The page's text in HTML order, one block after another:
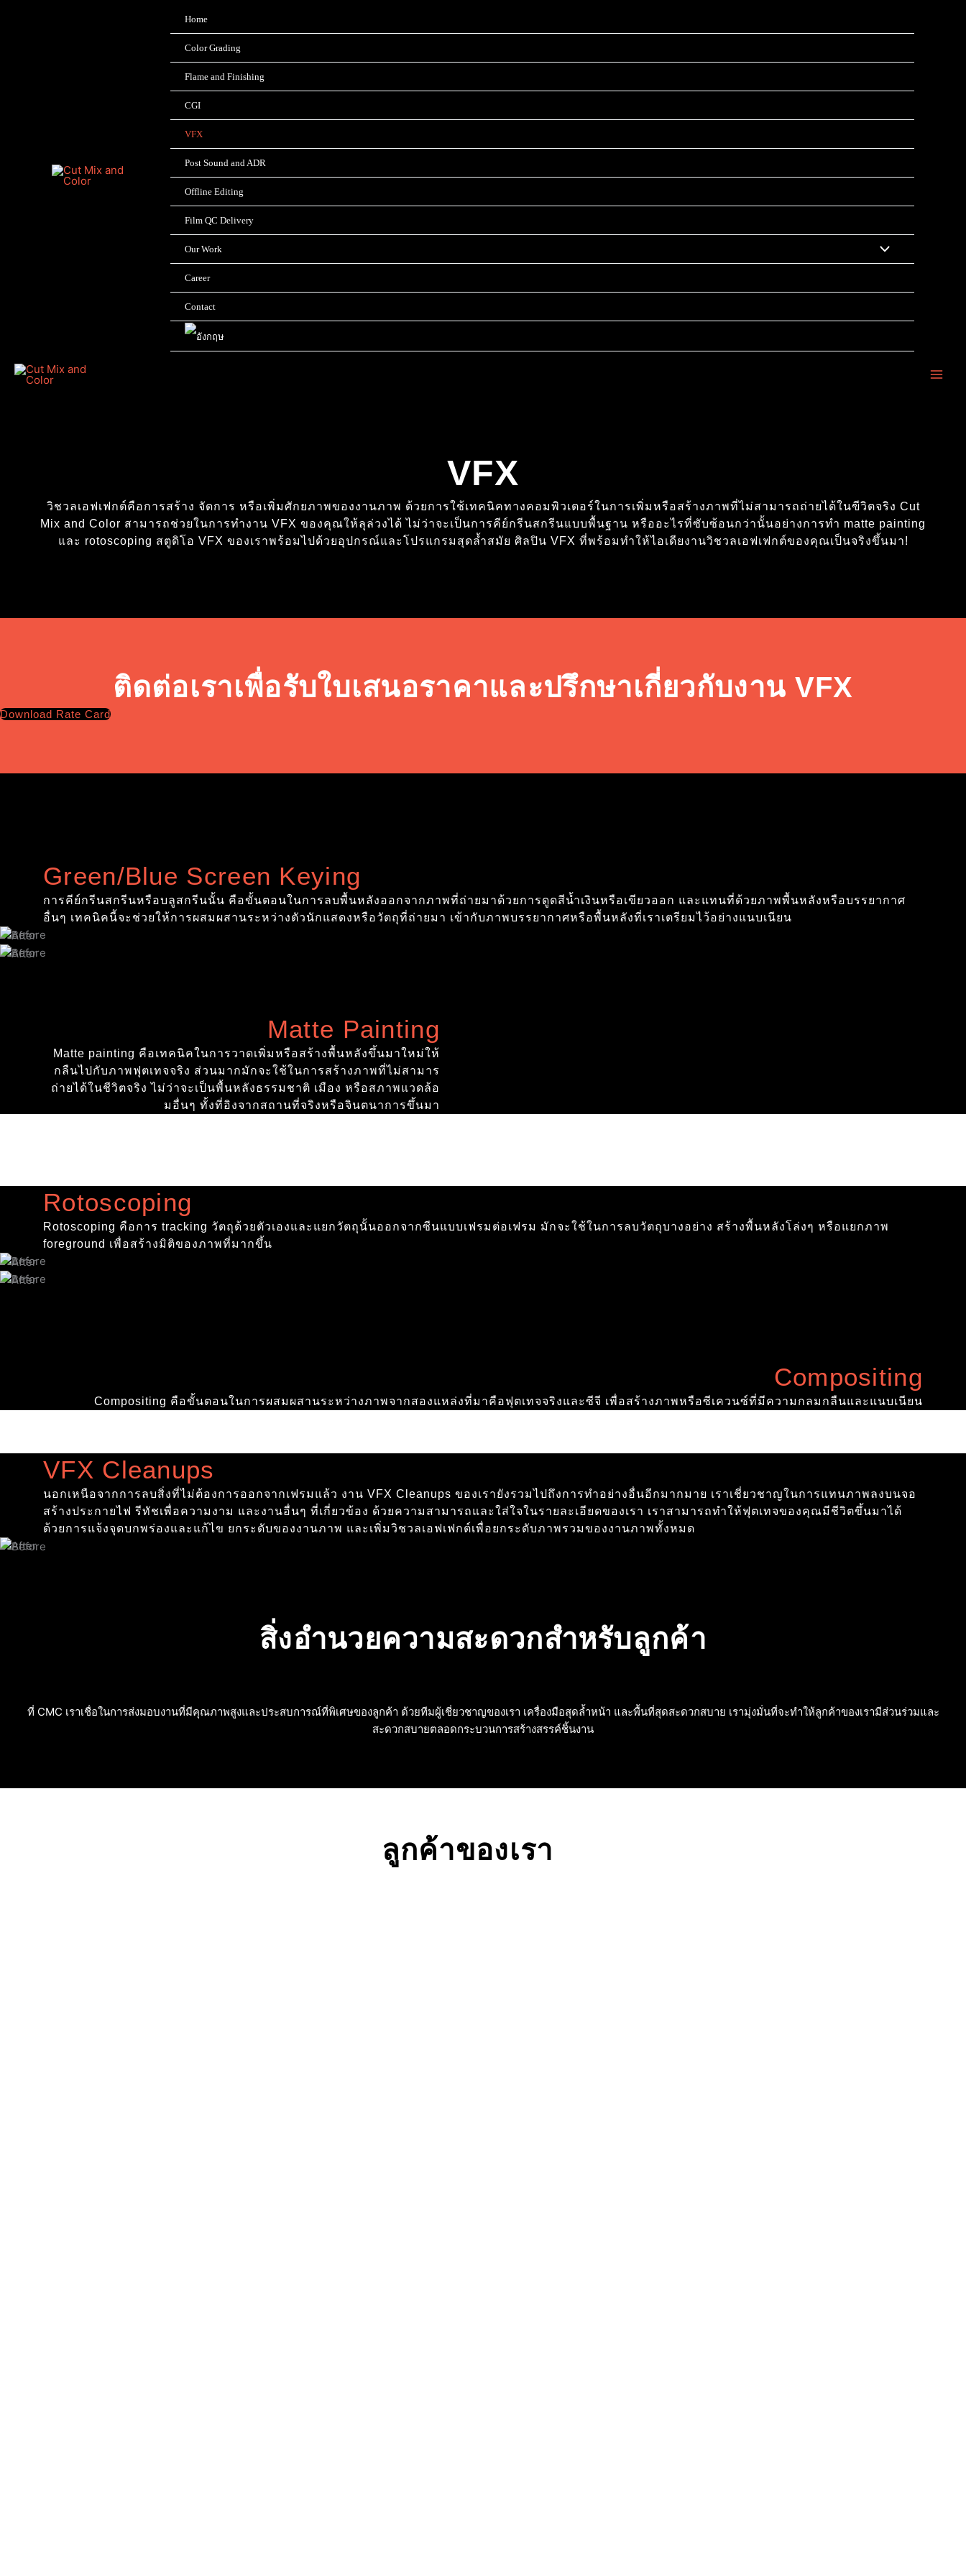
Home
Color Grading
Flame and Finishing
CGI
VFX
Post Sound and ADR
Offline Editing
Film QC Delivery
Our Work
Career
Contact
VFX
วิชวลเอฟเฟกต์คือการสร้าง จัดการ หรือเพิ่มศักยภาพของงานภาพ ด้วยการใช้เทคนิคทางคอมพิวเตอร์ในการเพิ่มหรือสร้างภาพที่ไม่สามารถถ่ายได้ในฃีวิตจริง Cut
Mix and Color สามารถช่วยในการทำงาน VFX ของคุณให้ลุล่วงได้ ไม่ว่าจะเป็นการคีย์กรีนสกรีนแบบพื้นฐาน หรืออะไรที่ซับซ้อนกว่านั้นอย่างการทำ matte painting
และ rotoscoping สตูดิโอ VFX ของเราพร้อมไปด้วยอุปกรณ์และโปรแกรมสุดล้ำสมัย ศิลปิน VFX ที่พร้อมทำให้ไอเดียงานวิชวลเอฟเฟกต์ของคุณเป็นจริงขึ้นมา!
ติดต่อเราเพื่อรับใบเสนอราคาและปรึกษาเกี่ยวกับงาน VFX
Download Rate Card
Green/Blue Screen Keying
การคีย์กรีนสกรีนหรือบลูสกรีนนั้น คือขั้นตอนในการลบพื้นหลังออกจากภาพที่ถ่ายมาด้วยการดูดสีน้ำเงินหรือเขียวออก และแทนที่ด้วยภาพพื้นหลังหรือบรรยากาศ
อื่นๆ เทคนิคนี้จะช่วยให้การผสมผสานระหว่างตัวนักแสดงหรือวัตถุที่ถ่ายมา เข้ากับภาพบรรยากาศหรือพื้นหลังที่เราเตรียมไว้อย่างแนบเนียน
Matte Painting
Matte painting คือเทคนิคในการวาดเพิ่มหรือสร้างพื้นหลังขึ้นมาใหม่ให้
กลืนไปกับภาพฟุตเทจจริง ส่วนมากมักจะใช้ในการสร้างภาพที่ไม่สามาร
ถ่ายได้ในชีวิตจริง ไม่ว่าจะเป็นพื้นหลังธรรมชาติ เมือง หรือสภาพแวดล้อ
มอื่นๆ ทั้งที่อิงจากสถานที่จริงหรือจินตนาการขึ้นมา
Rotoscoping
Rotoscoping คือการ tracking วัตถุด้วยตัวเองและแยกวัตถุนั้นออกจากซีนแบบเฟรมต่อเฟรม มักจะใช้ในการลบวัตถุบางอย่าง สร้างพื้นหลังโล่งๆ หรือแยกภาพ
foreground เพื่อสร้างมิติของภาพที่มากขึ้น
Compositing
Compositing คือขั้นตอนในการผสมผสานระหว่างภาพจากสองแหล่งที่มาคือฟุตเทจจริงและซีจี เพื่อสร้างภาพหรือซีเควนซ์ที่มีความกลมกลืนและแนบเนียน
VFX Cleanups
นอกเหนือจากการลบสิ่งที่ไม่ต้องการออกจากเฟรมแล้ว งาน VFX Cleanups ของเรายังรวมไปถึงการทำอย่างอื่นอีกมากมาย เราเชี่ยวชาญในการแทนภาพลงบนจอ
สร้างประกายไฟ รีทัชเพื่อความงาม และงานอื่นๆ ที่เกี่ยวข้อง ด้วยความสามารถและใส่ใจในรายละเอียดของเรา เราสามารถทำให้ฟุตเทจของคุณมีชีวิตขึ้นมาได้
ด้วยการแจ้งจุดบกพร่องและแก้ไข ยกระดับของงานภาพ และเพิ่มวิชวลเอฟเฟกต์เพื่อยกระดับภาพรวมของงานภาพทั้งหมด
สิ่งอำนวยความสะดวกสำหรับลูกค้า
ที่ CMC เราเชื่อในการส่งมอบงานที่มีคุณภาพสูงและประสบการณ์ที่พิเศษของลูกค้า ด้วยทีมผู้เชี่ยวชาญของเรา เครื่องมือสุดล้ำหน้า และพื้นที่สุดสะดวกสบาย เรามุ่งมั่นที่จะทำให้ลูกค้าของเรามีส่วนร่วมและ
สะดวกสบายตลอดกระบวนการสร้างสรรค์ชิ้นงาน
ลูกค้าของเรา